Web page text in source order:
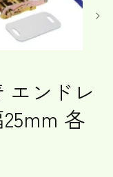
エンドレ
各